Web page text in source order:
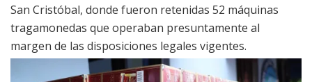
San Cristóbal, donde fueron retenidas 52 máquinas
tragamonedas que operaban presuntamente al
margen de las disposiciones legales vigentes.